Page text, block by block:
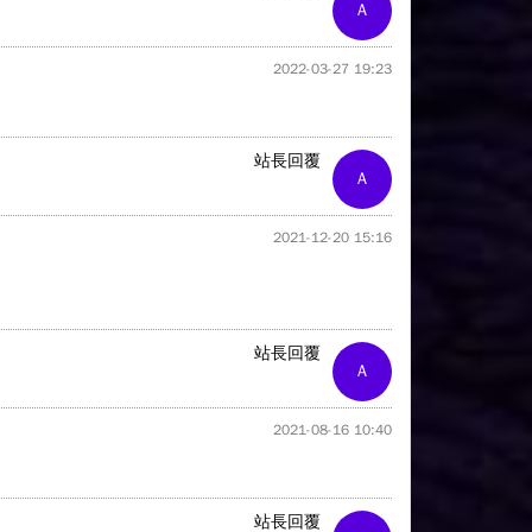
A
2022-03-27 19:23
A
站長回覆
2021-12-20 15:16
A
站長回覆
2021-08-16 10:40
站長回覆